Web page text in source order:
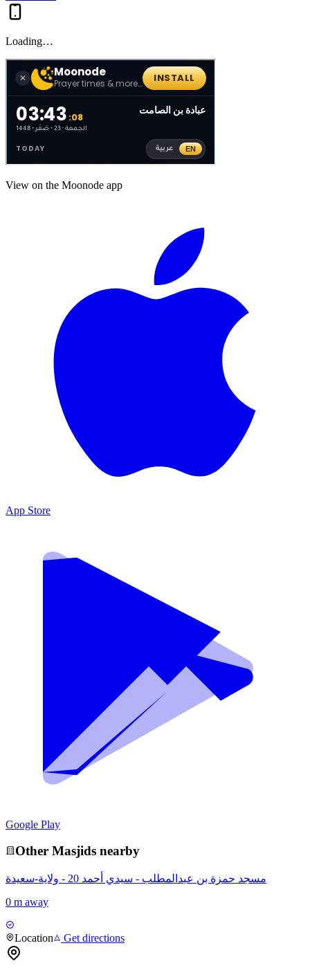
Loading…
View on the Moonode app
App Store
Google Play
Other Masjids nearby
مسجد حمزة بن عبدالمطلب - سيدي أحمد 20 - ولاية-سعيدة
0 m away
Location Get directions